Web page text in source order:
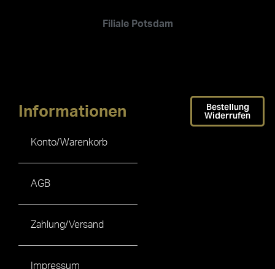
Filiale Potsdam
Informationen
Konto/Warenkorb
AGB
Zahlung/Versand
Impressum
Bestellung
Widerrufen